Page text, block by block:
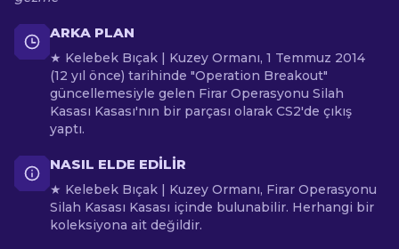
ARKA PLAN
★ Kelebek Bıçak | Kuzey Ormanı, 1 Temmuz 2014
(12 yıl önce) tarihinde "Operation Breakout"
güncellemesiyle gelen Firar Operasyonu Silah
Kasası Kasası'nın bir parçası olarak CS2'de çıkış
yaptı.
NASIL ELDE EDILIR
★ Kelebek Bıçak | Kuzey Ormanı, Firar Operasyonu
Silah Kasası Kasası içinde bulunabilir. Herhangi bir
koleksiyona ait değildir.